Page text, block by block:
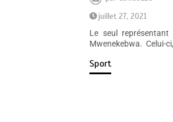
juillet 27, 2021
Le seul
Mwenekebwa. Celui-
Sport